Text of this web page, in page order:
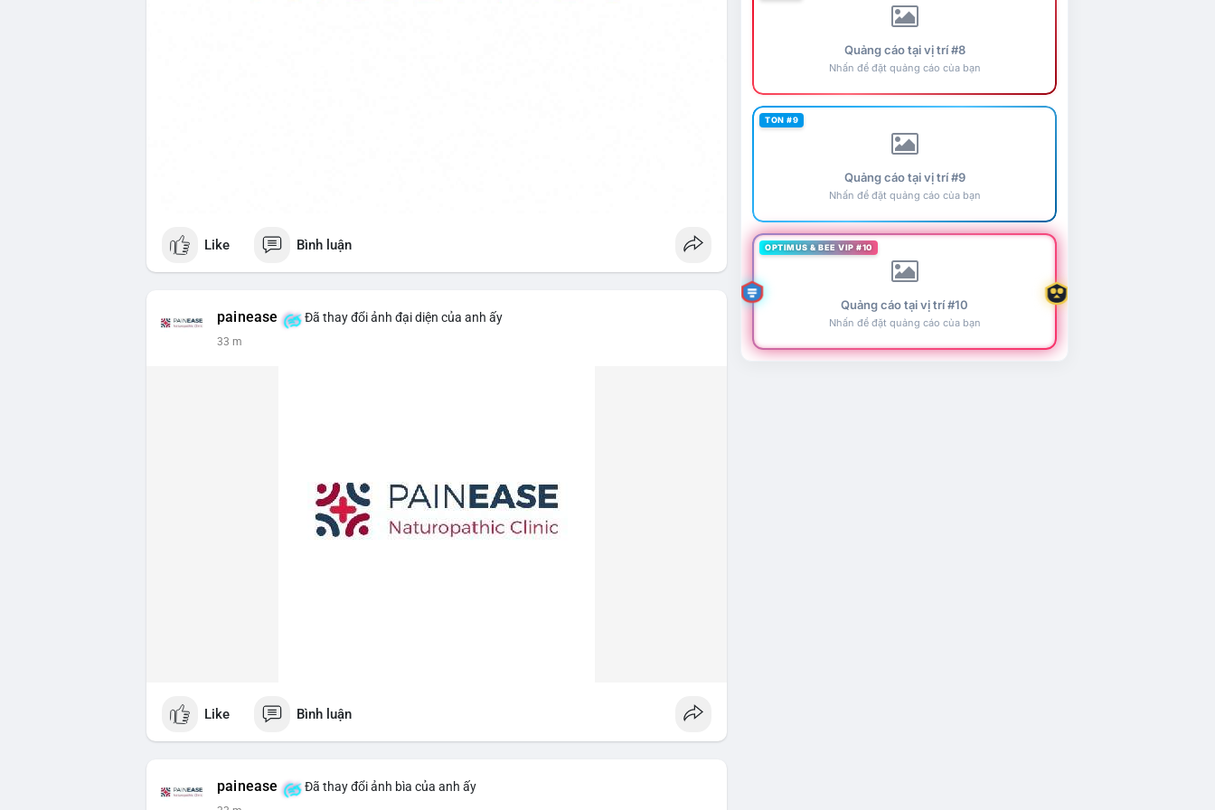
Like Bình luận
painease Đã thay đổi ảnh đại diện của anh ấy
33 m
Like Bình luận
painease Đã thay đổi ảnh bìa của anh ấy
Quảng cáo tại vị trí #8
Nhấn để đặt quảng cáo của bạn
TON #9
Quảng cáo tại vị trí #9
Nhấn để đặt quảng cáo của bạn
OPTIMUS & BEE VIP #10
Quảng cáo tại vị trí #10
Nhấn để đặt quảng cáo của bạn